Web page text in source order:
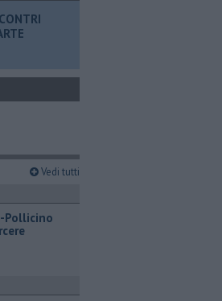
Vedi tutti
Pollicino